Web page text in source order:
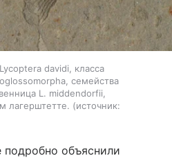
davidi, класса
семейства
L. middendorfii,
лагерштетте.
источник:
подробно объяснили